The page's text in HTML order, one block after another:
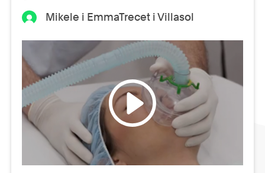
Mikele i EmmaTrecet i Villasol